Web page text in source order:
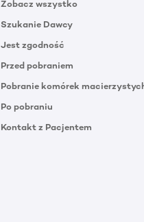
Zobacz wszystko
Szukanie Dawcy
Jest zgodność
Przed pobraniem
Pobranie komórek
Po pobraniu
Kontakt z Pacjentem